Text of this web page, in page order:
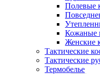
Полевые
Кожаные
Женские
Тактические
Тактические
Термобелье